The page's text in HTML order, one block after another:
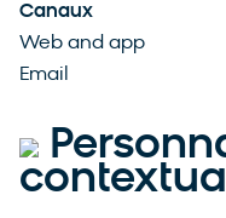
Canaux
Web and app
Email